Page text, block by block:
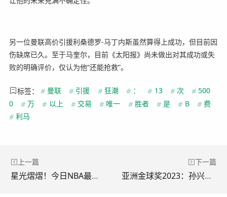
另一位曼联高价引援利桑德罗-马丁内斯虽然算得上成功，但目前因
伤缺席已久。至于马奎尔，目前《太阳报》尚未做出对其成功或失
败的明确评价，仅认为他“还能抢救”。
标签： # 曼联 # 引援 # 狂潮 # ： # 13 # 次 # 500
0
# 万 # 以上 # 交易 # 唯一 # 胜者 # 是 # B # 费
# 利马
上一篇
星光熠熠！今日NBA最佳球员评选揭晓
下一篇
亚洲金球奖2023：孙兴慜继续统治，金玟哉和C罗紧随其后